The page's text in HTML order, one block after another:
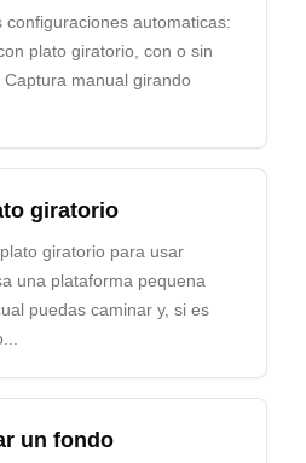
configuraciones automaticas:
plato giratorio, con o sin
manual girando
giratorio
giratorio para usar
una plataforma pequena
puedas caminar y, si es
un fondo